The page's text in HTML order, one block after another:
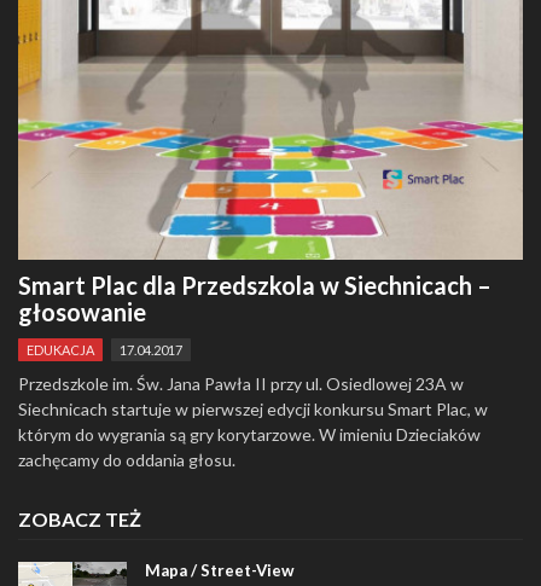
Smart Plac dla Przedszkola w Siechnicach –
głosowanie
EDUKACJA 17.04.2017
Przedszkole im. Św. Jana Pawła II przy ul. Osiedlowej 23A w
Siechnicach startuje w pierwszej edycji konkursu Smart Plac, w
którym do wygrania są gry korytarzowe. W imieniu Dzieciaków
zachęcamy do oddania głosu.
ZOBACZ TEŻ
Mapa / Street-View